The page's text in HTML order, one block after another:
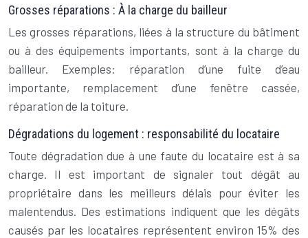
Grosses réparations : À la charge du bailleur
Les grosses réparations, liées à la structure du bâtiment
ou à des équipements importants, sont à la charge du
bailleur. Exemples: réparation d’une fuite d’eau
importante, remplacement d’une fenêtre cassée,
réparation de la toiture.
Dégradations du logement : responsabilité du locataire
Toute dégradation due à une faute du locataire est à sa
charge. Il est important de signaler tout dégât au
propriétaire dans les meilleurs délais pour éviter les
malentendus. Des estimations indiquent que les dégâts
causés par les locataires représentent environ 15% des